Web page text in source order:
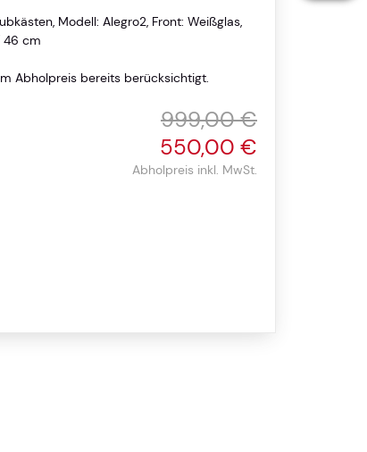
Modell: Alegro2, Front: Weißglas,
46 cm
Abholpreis bereits berücksichtigt.
999,00 €
550,00 €
Abholpreis inkl. MwSt.